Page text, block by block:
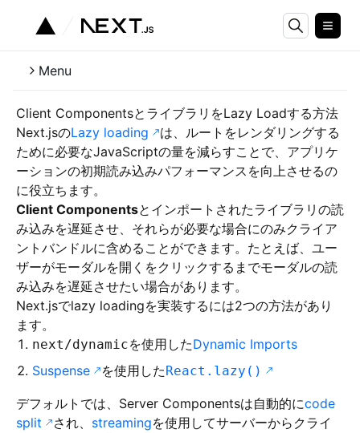
Menu
Client ComponentsとライブラリをLazy Loadする方法
Next.jsのLazy loading
は、ルートをレンダリングする
ために必要なJavaScriptの量を減らすことで、アプリケ
ーションの初期読み込みパフォーマンスを向上させるの
に役立ちます。
Client Componentsとインポートされたライブラリの読
み込みを遅延させ、それらが必要な場合にのみクライア
ントバンドルに含めることができます。たとえば、ユー
ザーがモーダルを開くをクリックするまでモーダルの読
み込みを遅延させたい場合があります。
Next.jsでlazy loadingを実装するには2つの方法があり
ます。
next/dynamicを使用したDynamic Imports
Suspense
を使用したReact.lazy()
デフォルトでは、Server Componentsは自動的にcode
split
され、 streamingを使用してサーバーからクライ